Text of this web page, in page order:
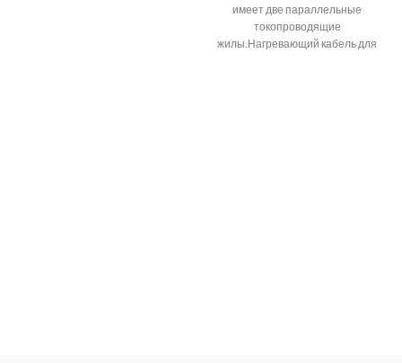
имеет две параллельные
токопроводящие
жилы.Нагревающий кабель для